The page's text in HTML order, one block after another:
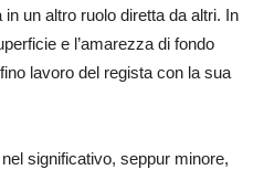
un altro ruolo diretta da altri. In
e l’amarezza di fondo
lavoro del regista con la sua
nel significativo, seppur minore,